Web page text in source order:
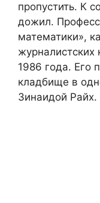
пропустить. К
дожил.
математики»,
журналистских
1986 года. Его
кладбище в
Зинаидой Райх.